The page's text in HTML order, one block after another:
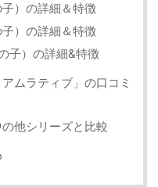
）の詳細＆特徴
）の詳細＆特徴
子）の詳細&特徴
ムラティブ」の口コミ
他シリーズと比較